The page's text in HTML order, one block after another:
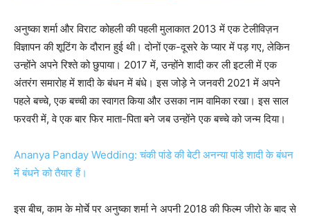
अनुष्का शर्मा और विराट कोहली की पहली मुलाकात 2013 में एक टेलीविज़न
विज्ञापन की शूटिंग के दौरान हुई थी। दोनों एक-दूसरे के प्यार में पड़ गए, लेकिन
उन्होंने अपने रिश्ते को छुपाया। 2017 में, उन्होंने शादी कर ली इटली में एक
अंतरंग समारोह में शादी के बंधन में बंधे। इस जोड़े ने जनवरी 2021 में अपने
पहले बच्चे, एक बच्ची का स्वागत किया और उसका नाम वामिका रखा। इस साल
फरवरी में, वे एक बार फिर माता-पिता बने जब उन्होंने एक बच्चे को जन्म दिया।
Ananya Panday Wedding: चंकी पांडे की बेटी अनन्या पांडे शादी के बंधन
में बंधने को तैयार हैं।
इस बीच, काम के मोर्चे पर अनुष्का शर्मा ने अपनी 2018 की फिल्म जीरो के बाद से